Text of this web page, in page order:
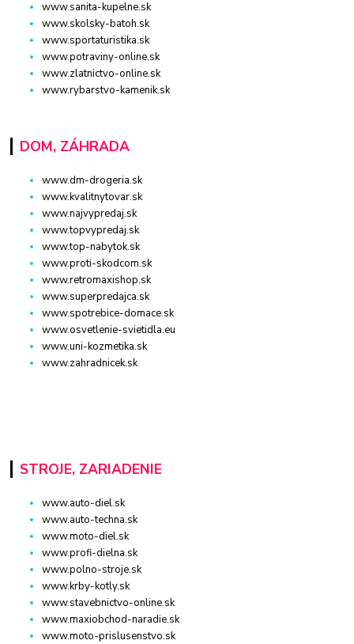
www.sanita-kupelne.sk
www.skolsky-batoh.sk
www.sportaturistika.sk
www.potraviny-online.sk
www.zlatnictvo-online.sk
www.rybarstvo-kamenik.sk
DOM, ZÁHRADA
www.dm-drogeria.sk
www.kvalitnytovar.sk
www.najvypredaj.sk
www.topvypredaj.sk
www.top-nabytok.sk
www.proti-skodcom.sk
www.retromaxishop.sk
www.superpredajca.sk
www.spotrebice-domace.sk
www.osvetlenie-svietidla.eu
www.uni-kozmetika.sk
www.zahradnicek.sk
STROJE, ZARIADENIE
www.auto-diel.sk
www.auto-techna.sk
www.moto-diel.sk
www.profi-dielna.sk
www.polno-stroje.sk
www.krby-kotly.sk
www.stavebnictvo-online.sk
www.maxiobchod-naradie.sk
www.moto-prislusenstvo.sk